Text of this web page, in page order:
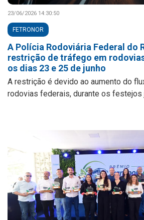
23/06/2026 14:30:50
FETRONOR
A Polícia Rodoviária Federal do
restrição de tráfego em
os dias 23 e 25 de junho
A restrição é devido ao aumento do
rodovias federais, durante os festejos